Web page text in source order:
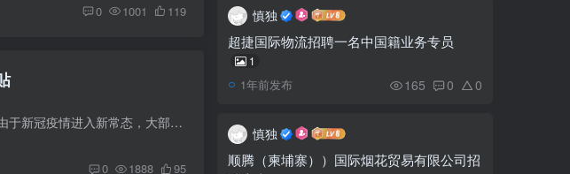
0 1001 119
金边：柬埔寨劳动和职业培训部已发出通知， 2022年1月起，由于新冠疫情进入新常态，大部分工厂已恢复正常运营。自本通知发出之日起停止发放工厂停工补贴，由于旅游业还没恢复，旅行用品和旅游业...
0 1888 95
4
柬埔寨航空货运量大幅增
长 同比增长28%
务许可证的通知
慎独
超捷国际物流招聘一名中国籍业务专员
1
1年前发布 165 0 0
慎独
顺腾（柬埔寨））国际烟花贸易有限公司招